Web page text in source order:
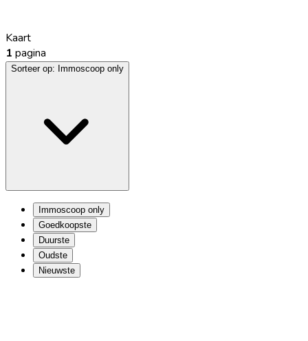
Kaart
1 pagina
Sorteer op: Immoscoop only
Immoscoop only
Goedkoopste
Duurste
Oudste
Nieuwste